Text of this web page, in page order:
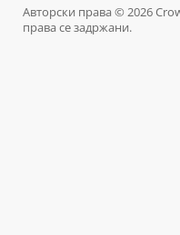
Авторски права © 2026
права се задржани.